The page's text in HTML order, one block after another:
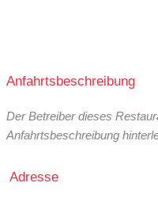
Anfahrtsbeschreibung
Der Betreiber dieses
Anfahrtsbeschreibung
Adresse